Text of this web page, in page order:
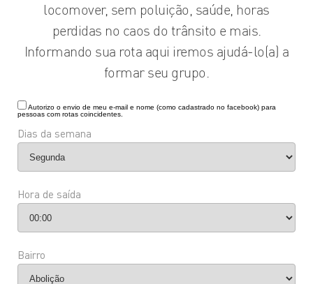
locomover, sem poluição, saúde, horas
perdidas no caos do trânsito e mais.
Informando sua rota aqui iremos ajudá-lo(a) a
formar seu grupo.
Autorizo o envio de meu e-mail e nome (como cadastrado no facebook) para
pessoas com rotas coincidentes.
Dias da semana
Hora de saída
Bairro